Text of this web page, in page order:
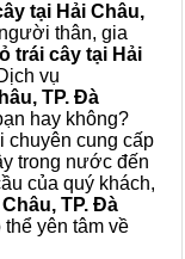
tại Hải Châu,
thân, gia
trái cây tại Hải
vụ
TP. Đà
hay không?
chuyên cung cấp
trong nước đến
của quý khách,
Châu, TP. Đà
yên tâm về